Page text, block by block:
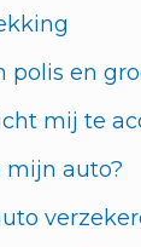
polis en
mij te
mijn auto?